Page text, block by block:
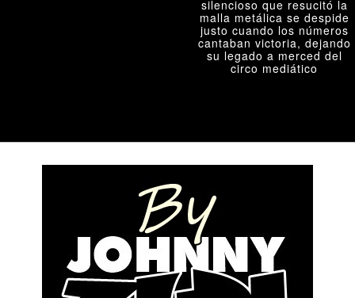
silencioso que resucitó la
malla metálica se despide
justo cuando los números
cantaban victoria, dejando
su legado a merced del
circo mediático